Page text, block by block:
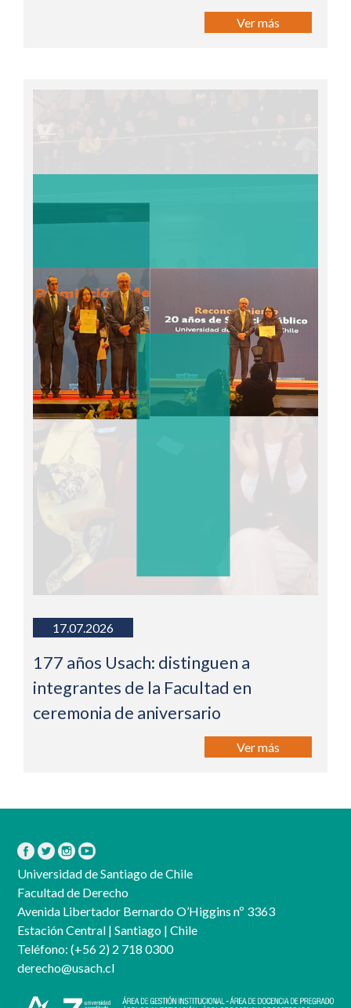
Ver más
17.07.2026
177 años Usach: distinguen a
integrantes de la Facultad en
ceremonia de aniversario
Ver más
Universidad de Santiago de Chile
Facultad de Derecho
Avenida Libertador Bernardo O’Higgins nº 3363
Estación Central | Santiago | Chile
Teléfono: (+56 2) 2 718 0300
derecho@usach.cl